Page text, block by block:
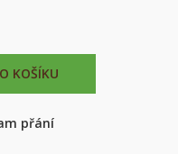
KOŠÍKU
přání